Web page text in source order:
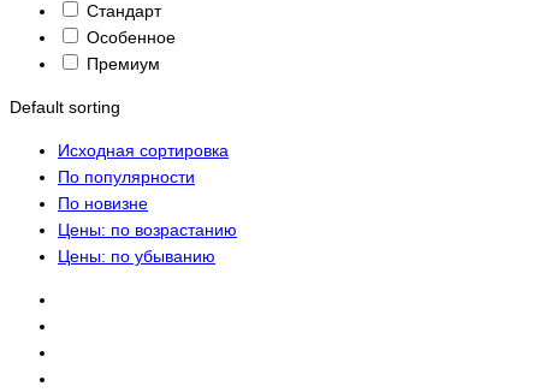
Стандарт
Особенное
Премиум
Default sorting
Исходная сортировка
По популярности
По новизне
Цены: по возрастанию
Цены: по убыванию